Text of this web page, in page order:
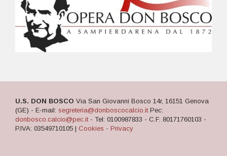
U.S. DON BOSCO Via San Giovanni Bosco 14r, 16151 Genova
(GE) - E-mail: segreteria@donboscocalcio.itPec:
donbosco.calcio@pec.it- Tel: 0100987833 - C.F. 80171760103 -
P.IVA: 03549710105 | Cookies - Privacy